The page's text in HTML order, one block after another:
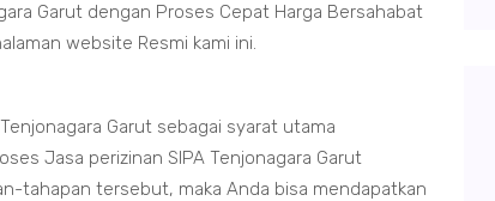
Garut dengan Proses Cepat Harga Bersahabat
website Resmi kami ini.
Garut sebagai syarat utama
Jasa perizinan SIPA Tenjonagara Garut
tahapan tersebut, maka Anda bisa mendapatkan